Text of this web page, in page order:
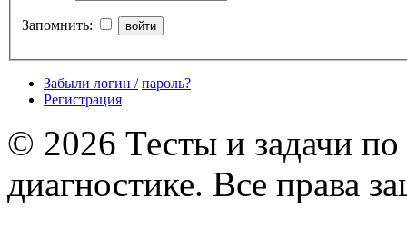
Запомнить:
Забыли логин / пароль?
Регистрация
© 2026 Тесты и задачи
диагностике. Все права